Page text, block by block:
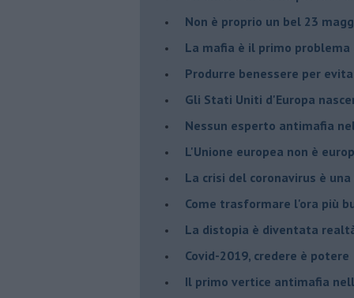
Non è proprio un bel 23
La mafia è il primo problema
Produrre benessere per
Gli Stati Uniti d'Europa
Nessun esperto antimafia
L'Unione europea non è
La crisi del coronavirus è
Come trasformare l'ora più
​La distopia è diventata
Covid-2019, credere è potere
Il primo vertice antimafia